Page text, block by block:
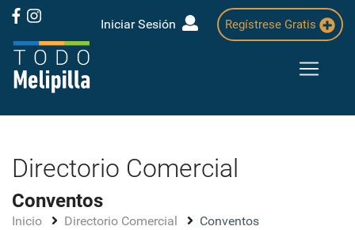
Iniciar Sesión Regístrese Gratis
Directorio Comercial
Conventos
Inicio Directorio Comercial Conventos